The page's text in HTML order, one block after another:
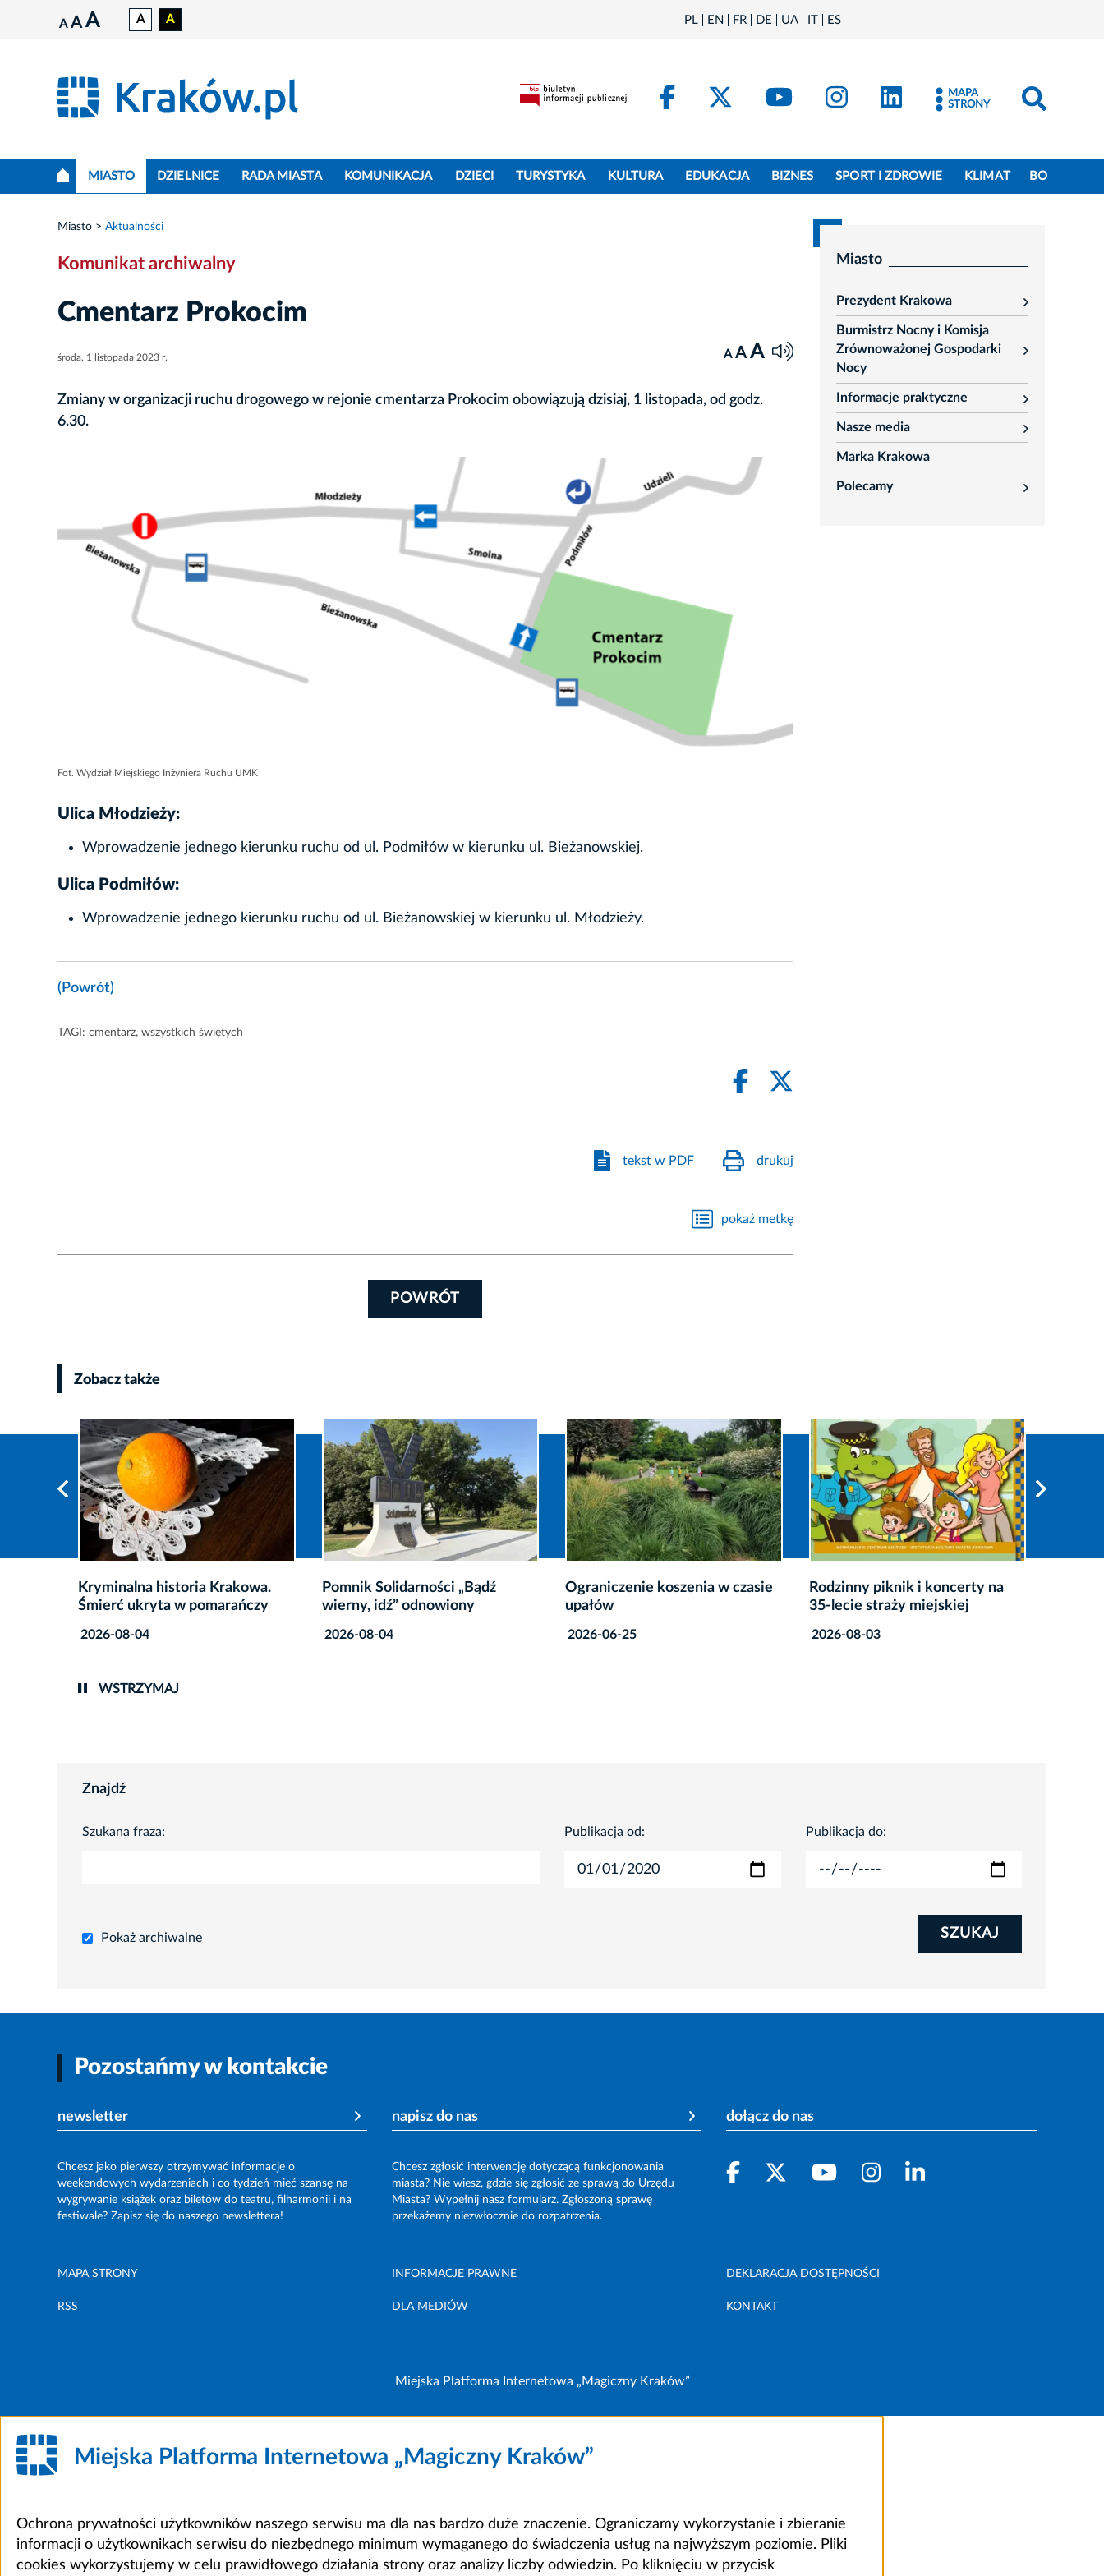
A A A A A PL EN FR DE UA IT ES
FacebookKraków - X
Kraków - YouTube
Kraków - Instagram
Kraków - LinkedIn
MAPA
STRONY
MIASTO DZIELNICE RADA MIASTA KOMUNIKACJA DZIECI TURYSTYKA KULTURA EDUKACJA BIZNES SPORT I ZDROWIE KLIMAT BO
Miasto Aktualności
Komunikat archiwalny
Cmentarz Prokocim
środa, 1 listopada 2023 r. A A A
Zmiany w organizacji ruchu drogowego w rejonie cmentarza Prokocim obowiązują dzisiaj, 1 listopada, od godz.
6.30.
Fot. Wydział Miejskiego Inżyniera Ruchu UMK
Ulica Młodzieży:
Wprowadzenie jednego kierunku ruchu od ul. Podmiłów w kierunku ul. Bieżanowskiej.
Ulica Podmiłów:
Wprowadzenie jednego kierunku ruchu od ul. Bieżanowskiej w kierunku ul. Młodzieży.
(Powrót)
TAGI: cmentarz, wszystkich świętych
tekst w PDF drukuj
pokaż metkę
POWRÓT
Miasto
Prezydent Krakowa
rozwiń
Burmistrz Nocny i Komisja
Zrównoważonej Gospodarki
Nocy
rozwiń
Informacje praktyczne
rozwiń
Nasze media
rozwiń
Marka Krakowa
Polecamy
rozwiń
Zobacz także
Kryminalna historia Krakowa.
Śmierć ukryta w pomarańczy
2026-08-04
Pomnik Solidarności „Bądź
wierny, idź” odnowiony
2026-08-04
Ograniczenie koszenia w czasie
upałów
2026-06-25
Rodzinny piknik i koncerty na
35-lecie straży miejskiej
2026-08-03
WSTRZYMAJ
Znajdź
Szukana fraza: Publikacja od: Publikacja do:
Pokaż archiwalne SZUKAJ
Pozostańmy w kontakcie
newsletter
Chcesz jako pierwszy otrzymywać informacje o
weekendowych wydarzeniach i co tydzień mieć szansę na
wygrywanie książek oraz biletów do teatru, filharmonii i na
festiwale? Zapisz się do naszego newslettera!
napisz do nas
Chcesz zgłosić interwencję dotyczącą funkcjonowania
miasta? Nie wiesz, gdzie się zgłosić ze sprawą do Urzędu
Miasta? Wypełnij nasz formularz. Zgłoszoną sprawę
przekażemy niezwłocznie do rozpatrzenia.
dołącz do nas
MAPA STRONY INFORMACJE PRAWNE DEKLARACJA DOSTĘPNOŚCI
RSS DLA MEDIÓW KONTAKT
Miejska Platforma Internetowa „Magiczny Kraków”
Miejska Platforma Internetowa „Magiczny Kraków”
Ochrona prywatności użytkowników naszego serwisu ma dla nas bardzo duże znaczenie. Ograniczamy wykorzystanie i zbieranie
informacji o użytkownikach serwisu do niezbędnego minimum wymaganego do świadczenia usług na najwyższym poziomie. Pliki
cookies wykorzystujemy w celu prawidłowego działania strony oraz analizy liczby odwiedzin. Po kliknięciu w przycisk